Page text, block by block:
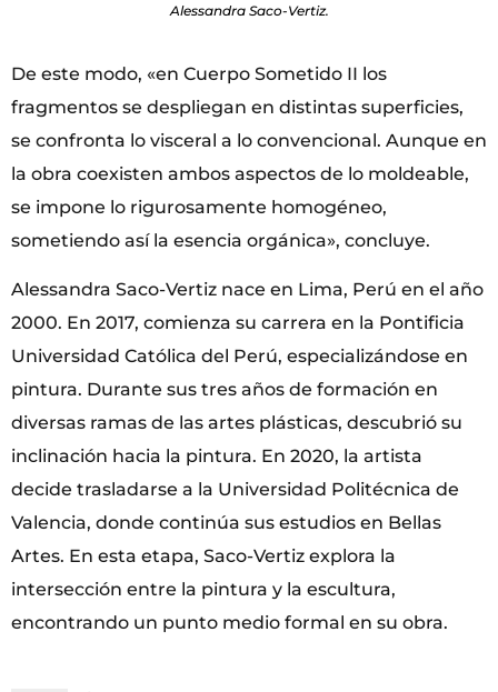
Alessandra Saco-Vertiz.
De este modo, «en Cuerpo Sometido II los
fragmentos se despliegan en distintas superficies,
se confronta lo visceral a lo convencional. Aunque en
la obra coexisten ambos aspectos de lo moldeable,
se impone lo rigurosamente homogéneo,
sometiendo así la esencia orgánica», concluye.
Alessandra Saco-Vertiz nace en Lima, Perú en el año
2000. En 2017, comienza su carrera en la Pontificia
Universidad Católica del Perú, especializándose en
pintura. Durante sus tres años de formación en
diversas ramas de las artes plásticas, descubrió su
inclinación hacia la pintura. En 2020, la artista
decide trasladarse a la Universidad Politécnica de
Valencia, donde continúa sus estudios en Bellas
Artes. En esta etapa, Saco-Vertiz explora la
intersección entre la pintura y la escultura,
encontrando un punto medio formal en su obra.